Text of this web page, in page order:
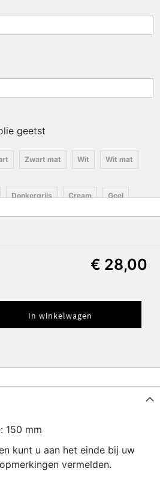
geetst
Zwart mat Wit Wit mat
Donkergrijs Cream Geel
Donkerrood Pink Licht pink
Donkerblauw Blauw Licht blauw
Donkergroen
Bruin Donkerbruin
€ 28,00
In winkelwagen
150 mm
kunt u aan het einde bij uw
vermelden.